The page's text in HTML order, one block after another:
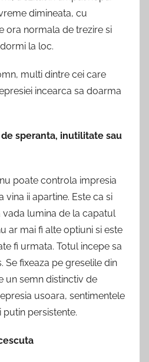
dimineata, cu
ora normala de trezire si
la loc.
multi dintre cei care
incearca sa doarma
speranta, inutilitate sau
poate controla impresia
vina ii apartine. Este ca si
lumina de la capatul
ar mai fi alte optiuni si este
fi urmata. Totul incepe sa
Se fixeaza pe greselile din
un semn distinctiv de
usoara, sentimentele
persistente.